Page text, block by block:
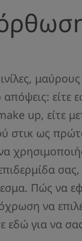
είτε
up, είτε
στικ ως
σας,
Πώς να
να
εδώ για να